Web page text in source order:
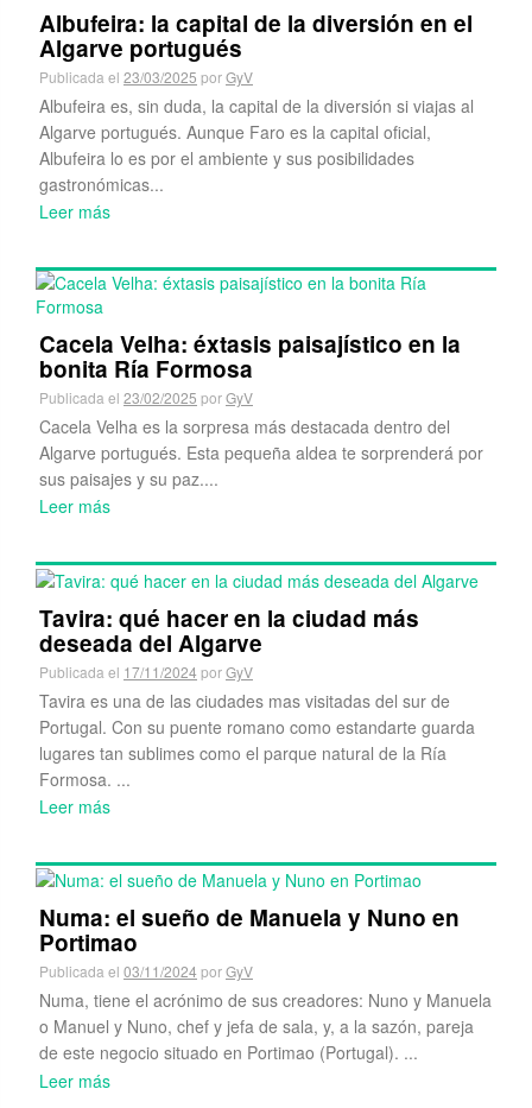
Albufeira: la capital de la diversión en el
Algarve portugués
Publicada el 23/03/2025 porGyV
Albufeira es, sin duda, la capital de la diversión si viajas al
Algarve portugués. Aunque Faro es la capital oficial,
Albufeira lo es por el ambiente y sus posibilidades
gastronómicas...
Leer más
Cacela Velha: éxtasis paisajístico en la
bonita Ría Formosa
Publicada el 23/02/2025 porGyV
Cacela Velha es la sorpresa más destacada dentro del
Algarve portugués. Esta pequeña aldea te sorprenderá por
sus paisajes y su paz....
Leer más
Tavira: qué hacer en la ciudad más
deseada del Algarve
Publicada el 17/11/2024 porGyV
Tavira es una de las ciudades mas visitadas del sur de
Portugal. Con su puente romano como estandarte guarda
lugares tan sublimes como el parque natural de la Ría
Formosa. ...
Leer más
Numa: el sueño de Manuela y Nuno en
Portimao
Publicada el 03/11/2024 porGyV
Numa, tiene el acrónimo de sus creadores: Nuno y Manuela
o Manuel y Nuno, chef y jefa de sala, y, a la sazón, pareja
de este negocio situado en Portimao (Portugal). ...
Leer más